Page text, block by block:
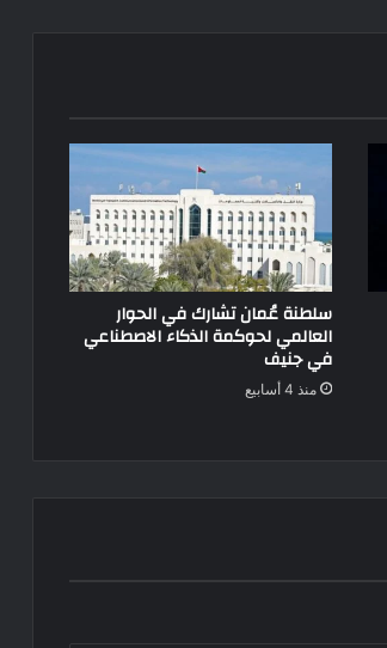
سلطنة عُمان تشارك في الحوار
العالمي لحوكمة الذكاء الاصطناعي
في جنيف
منذ 4 أسابيع